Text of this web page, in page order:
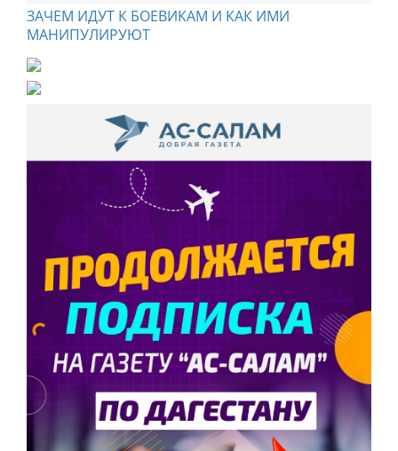
ЗАЧЕМ ИДУТ К БОЕВИКАМ И КАК ИМИ
МАНИПУЛИРУЮТ